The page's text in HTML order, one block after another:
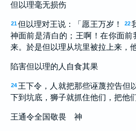
但以理毫无损伤
21 但以理对王说：「愿王万岁！ 22
神面前是清白的；王啊！在你面前
来。於是但以理从坑里被拉上来，
陷害但以理的人自食其果
24 王下令，人就把那些诬蔑控告但
下到坑底，狮子就抓住他们，把他
王通令全国敬畏 神